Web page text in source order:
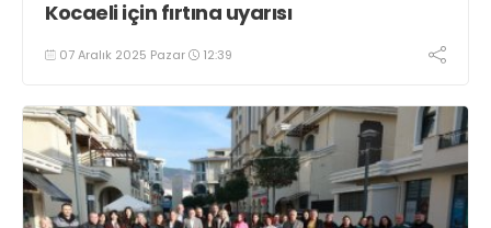
Kocaeli için fırtına uyarısı
07 Aralık 2025 Pazar 12:39